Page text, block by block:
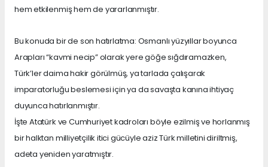
hem etkilenmiş hem de yararlanmıştır.
Bu konuda bir de son hatırlatma: Osmanlı yüzyıllar boyunca
Arapları “kavmi necip” olarak yere göğe sığdıramazken,
Türk’ler daima hakir görülmüş, ya tarlada çalışarak
imparatorluğu beslemesi için ya da savaşta kanına ihtiyaç
duyunca hatırlanmıştır.
İşte Atatürk ve Cumhuriyet kadroları böyle ezilmiş ve horlanmış
bir halktan milliyetçilik itici gücüyle aziz Türk milletini diriltmiş,
adeta yeniden yaratmıştır.